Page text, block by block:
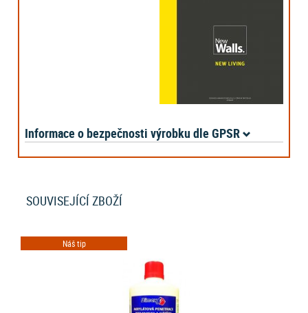
Informace o bezpečnosti výrobku dle GPSR
SOUVISEJÍCÍ ZBOŽÍ
Náš tip